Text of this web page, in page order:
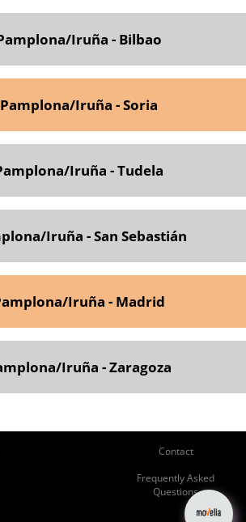
Iruña - Bilbao
Iruña - Soria
Iruña - Tudela
Iruña - San Sebastián
Iruña - Madrid
Iruña - Zaragoza
Contact
Frequently Asked
Questions